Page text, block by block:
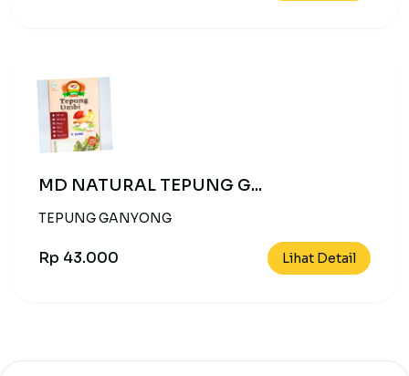
MD NATURAL TEPUNG G...
TEPUNG GANYONG
Rp 43.000 Lihat Detail